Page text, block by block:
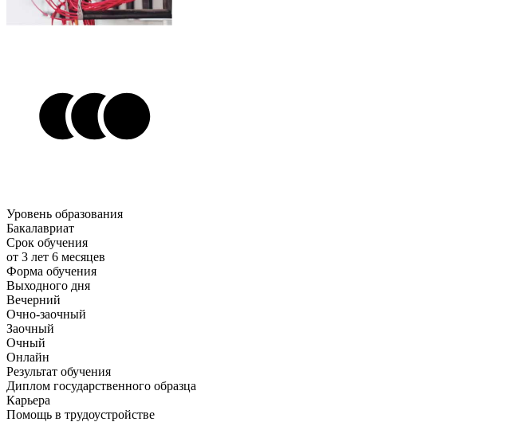
Уровень образования
Бакалавриат
Срок обучения
от 3 лет 6 месяцев
Форма обучения
Выходного дня
Вечерний
Очно-заочный
Заочный
Очный
Онлайн
Результат обучения
Диплом государственного образца
Карьера
Помощь в трудоустройстве